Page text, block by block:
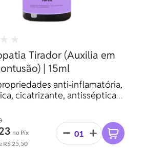
Tirador (Auxilia em
| 15ml
anti-inflamatória,
cicatrizante, antisséptica,
cardiotônica e colagoga.
no Pix
R$ 25,50